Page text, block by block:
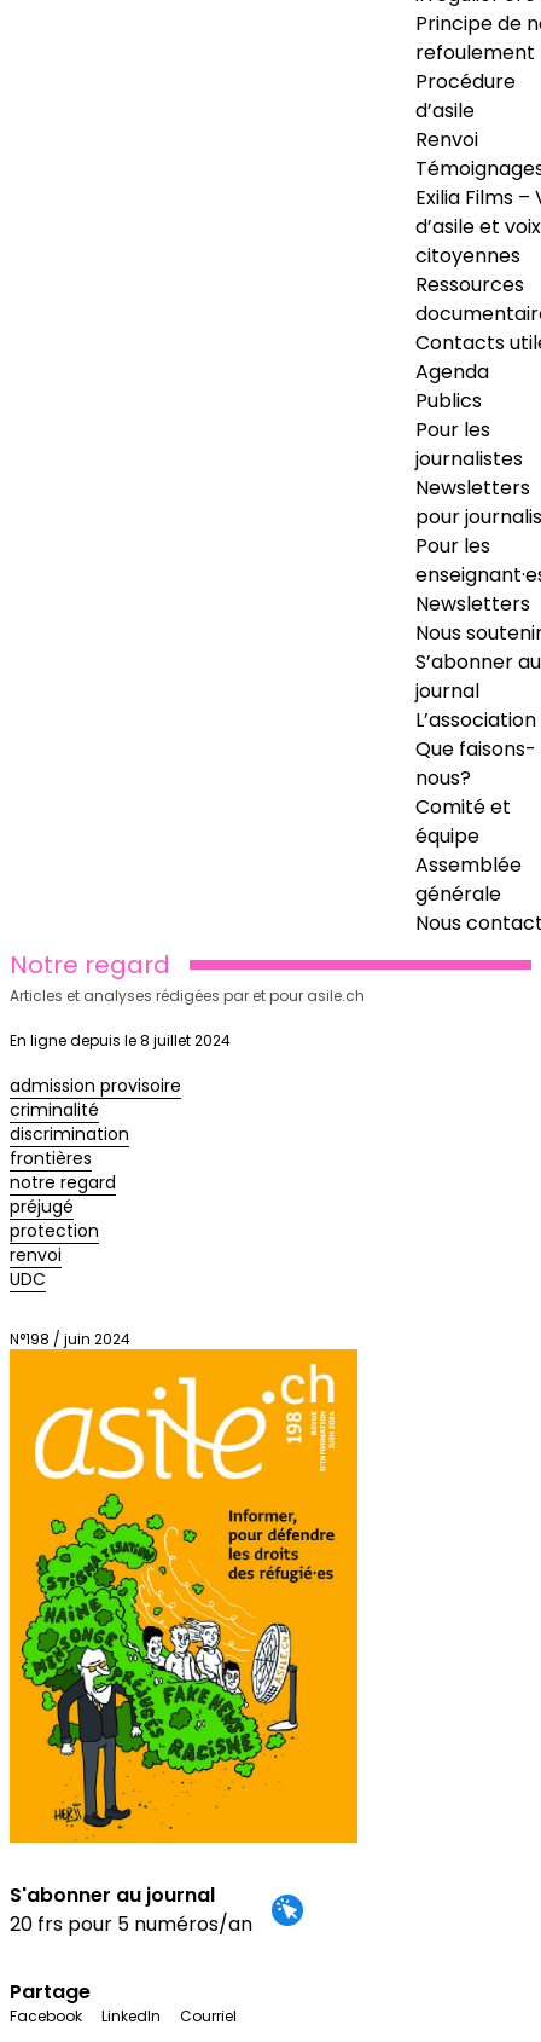
Principe de
refoulement
Procédure
d’asile
Renvoi
Exilia Films –
d’asile et voix
citoyennes
Ressources
Contacts
Agenda
Publics
Pour les
journalistes
Newsletters
pour
Pour les
Newsletters
Nous
S’abonner au
journal
L’association
Que faisons-
nous?
Comité et
équipe
Assemblée
générale
Nous
Notre regard
Articles et analyses rédigées par et pour asile.ch
En ligne depuis le 8 juillet 2024
admission provisoire
criminalité
discrimination
frontières
notre regard
préjugé
protection
renvoi
UDC
N°198 / juin 2024
S'abonner au journal
20 frs pour 5 numéros/an
Partage
Facebook LinkedIn Courriel